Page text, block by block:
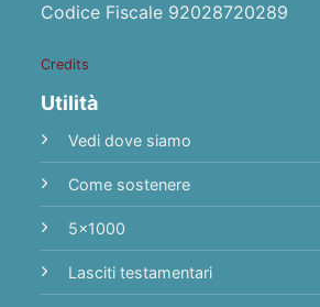
Codice Fiscale 92028720289
Credits
Utilità
Vedi dove siamo
Come sostenere
5x1000
Lasciti testamentari